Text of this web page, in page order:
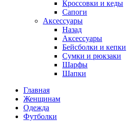
Кроссовки и кеды
Сапоги
Аксессуары
Назад
Аксессуары
Бейсболки и кепки
Сумки и рюкзаки
Шарфы
Шапки
Главная
Женщинам
Одежда
Футболки